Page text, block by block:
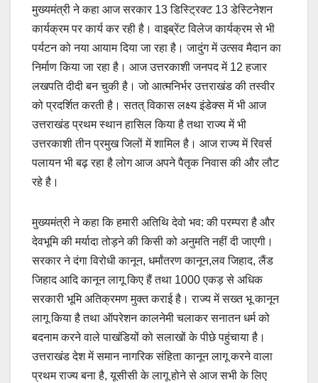
मुख्यमंत्री ने कहा आज सरकार 13 डिस्ट्रिक्ट 13 डेस्टिनेशन
कार्यक्रम पर कार्य कर रही है। वाइब्रेंट विलेज कार्यक्रम से भी
पर्यटन को नया आयाम दिया जा रहा है। जादुंग में उत्सव मैदान का
निर्माण किया जा रहा है। आज उत्तरकाशी जनपद में 12 हजार
लखपति दीदी बन चुकी है। जो आत्मनिर्भर उत्तराखंड की तस्वीर
को प्रदर्शित करती है। सतत् विकास लक्ष्य इंडेक्स में भी आज
उत्तराखंड प्रथम स्थान हासिल किया है तथा राज्य में भी
उत्तरकाशी तीन प्रमुख जिलों में शामिल है। आज राज्य में रिवर्स
पलायन भी बढ़ रहा है लोग आज अपने पैतृक निवास की और लौट
रहे है।
मुख्यमंत्री ने कहा कि हमारी अतिथि देवो भव: की परम्परा है और
देवभूमि की मर्यादा तोड़ने की किसी को अनुमति नहीं दी जाएगी।
सरकार ने दंगा विरोधी कानून, धर्मांतरण कानून,लव जिहाद, लैंड
जिहाद आदि कानून लागू किए हैं तथा 1000 एकड़ से अधिक
सरकारी भूमि अतिक्रमण मुक्त कराई है। राज्य में सख्त भू कानून
लागू किया है तथा ऑपरेशन कालनेमी चलाकर सनातन धर्म को
बदनाम करने वाले पाखंडियों को सलाखों के पीछे पहुंचाया है।
उत्तराखंड देश में समान नागरिक संहिता कानून लागू करने वाला
प्रथम राज्य बना है, यूसीसी के लागू होने से आज सभी के लिए